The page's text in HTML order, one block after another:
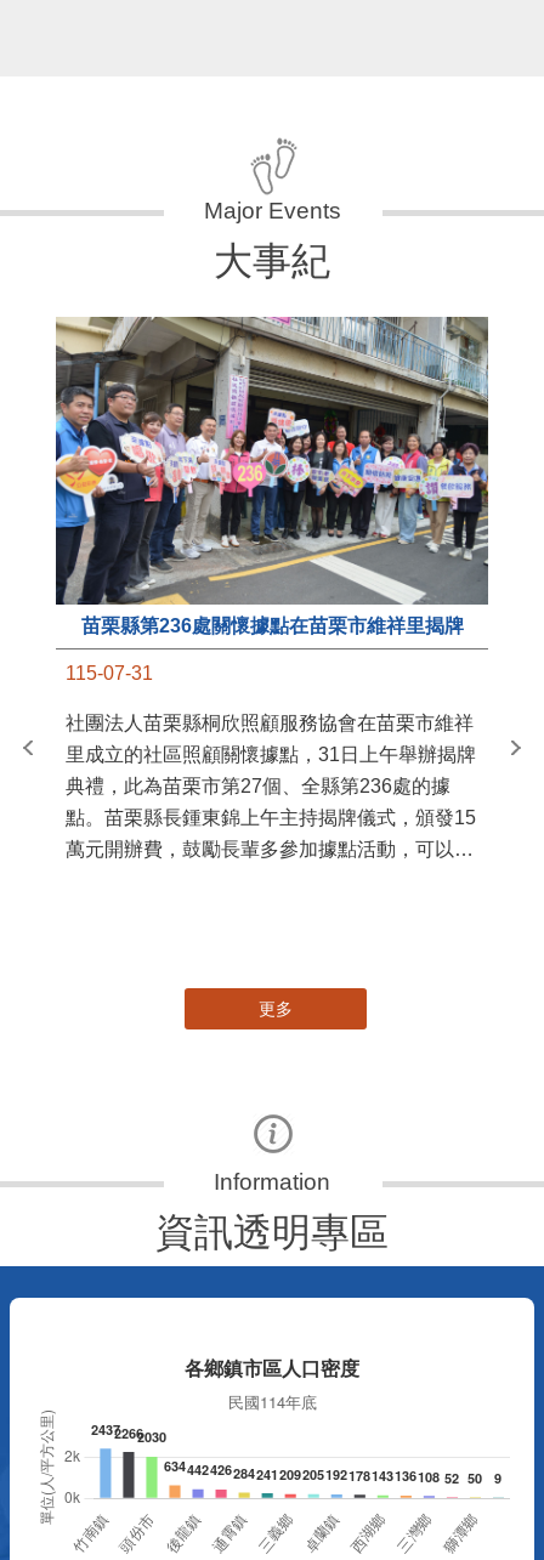
大事紀
苗栗縣第236處關懷據點在苗栗市維祥里揭牌
115-07-31
社團法人苗栗縣桐欣照顧服務協會在苗栗市維祥
里成立的社區照顧關懷據點，31日上午舉辦揭牌
典禮，此為苗栗市第27個、全縣第236處的據
點。苗栗縣長鍾東錦上午主持揭牌儀式，頒發15
萬元開辦費，鼓勵長輩多參加據點活動，可以更
苗
更多
資訊透明專區